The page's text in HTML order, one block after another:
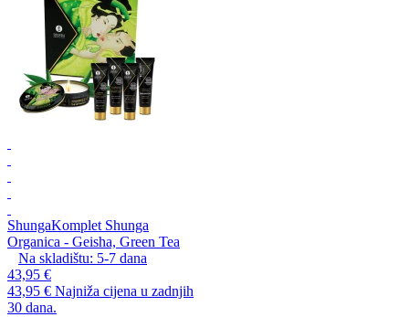
ShungaKomplet Shunga
Organica - Geisha, Green Tea
Na skladištu: 5-7 dana
43,95 €
43,95 € Najniža cijena u zadnjih
30 dana.